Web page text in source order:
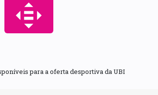
para a oferta desportiva da UBI